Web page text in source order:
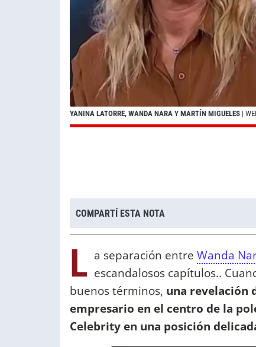
YANINA LATORRE, WANDA NARA Y MARTÍN MIGUELES |
COMPARTÍ ESTA NOTA
L a separación entre Wanda
escandalosos capítulos..
buenos términos, una revelación
empresario en el centro de la
Celebrity en una posición